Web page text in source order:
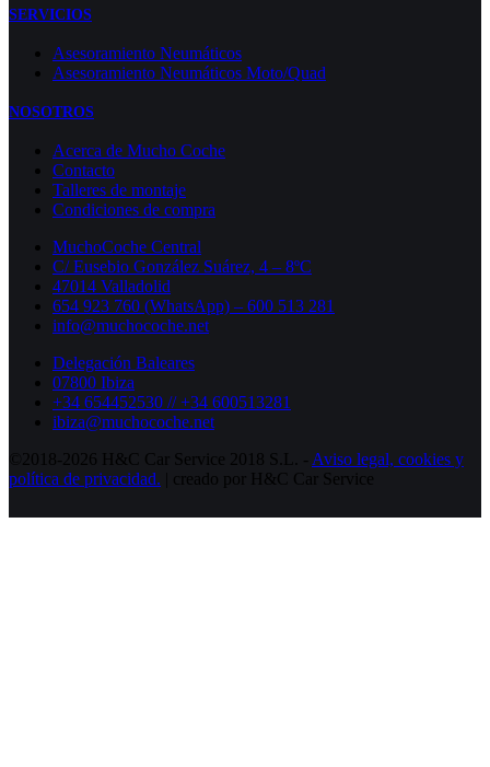
SERVICIOS
Asesoramiento Neumáticos
Asesoramiento Neumáticos Moto/Quad
NOSOTROS
Acerca de Mucho Coche
Contacto
Talleres de montaje
Condiciones de compra
MuchoCoche Central
C/ Eusebio González Suárez, 4 – 8ºC
47014 Valladolid
654 923 760 (WhatsApp) – 600 513 281
info@muchocoche.net
Delegación Baleares
07800 Ibiza
+34 654452530 // +34 600513281
ibiza@muchocoche.net
©2018-2026 H&C Car Service 2018 S.L. - Aviso legal, cookies y
política de privacidad. | creado por H&C Car Service